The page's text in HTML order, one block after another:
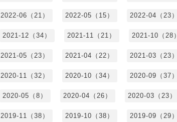
2022-06（21） 2022-05（15） 2022-04（23）
2021-12（34） 2021-11（21） 2021-10（28）
2021-05（23） 2021-04（22） 2021-03（23）
2020-11（32） 2020-10（34） 2020-09（37）
2020-05（8） 2020-04（26） 2020-03（23）
2019-11（38） 2019-10（38） 2019-09（29）